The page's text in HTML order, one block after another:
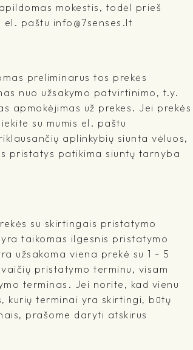
mokestis, todėl prieš
el. paštu info@7senses.lt
preliminarus tos prekės
nuo užsakymo patvirtinimo, t.y.
apmokėjimas už prekes. Jei prekės
su mumis el. paštu
aplinkybių siunta vėluos,
pristatys patikima siuntų tarnyba
su skirtingais pristatymo
taikomas ilgesnis pristatymo
užsakoma viena prekė su 1 - 5
pristatymo terminu, visam
terminas. Jei norite, kad vienu
kurių terminai yra skirtingi, būtų
prašome daryti atskirus